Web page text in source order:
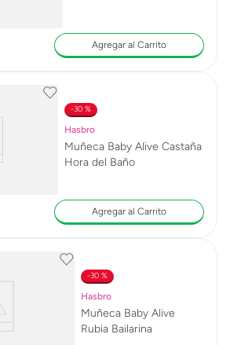
Agregar al Carrito
30 %
Hasbro
Muñeca Baby Alive Castaña
Hora del Baño
Agregar al Carrito
30 %
Hasbro
Muñeca Baby Alive
Rubia Bailarina